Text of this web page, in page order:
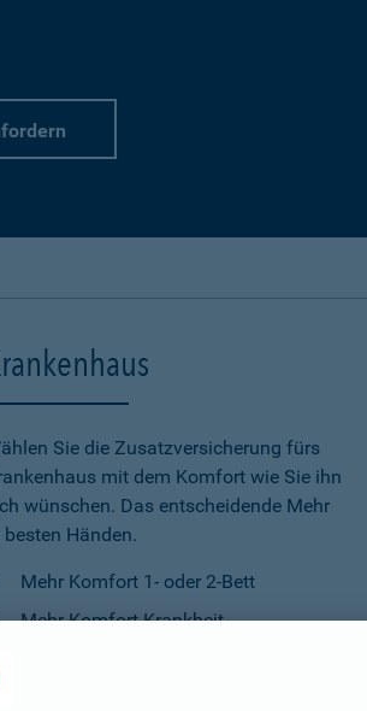
Sie die Zusatzversicherung fürs
mit dem Komfort wie Sie ihn
wünschen. Das entscheidende Mehr
besten Händen.
Mehr Komfort 1- oder 2-Bett
Mehr Komfort Krankheit